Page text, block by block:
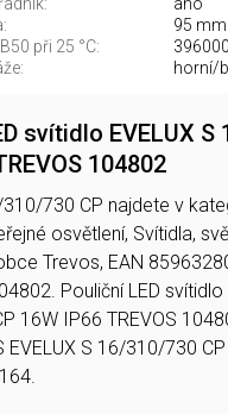
ano
95 mm
při 25 °C:
horní/
svítidlo EVELUX S
104802
310/730 CP najdete v
osvětlení, Svítidla,
Trevos, EAN
Pouliční LED svítidlo
16W IP66 TREVOS
EVELUX S 16/310/730